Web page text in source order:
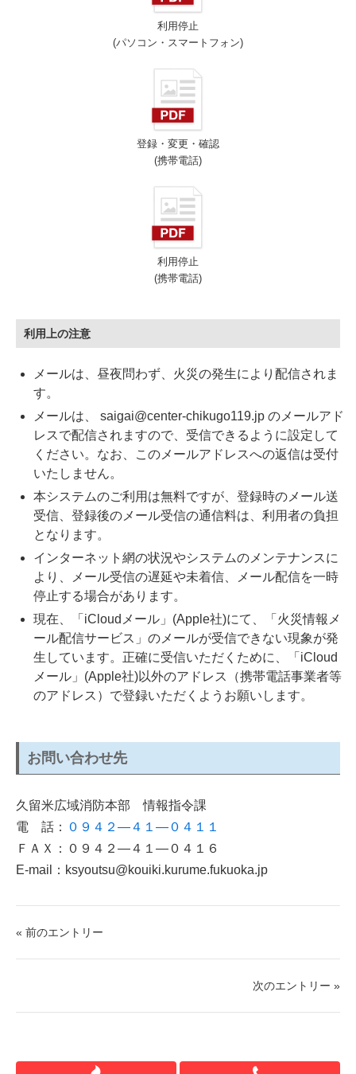
利用停止
(パソコン・スマートフォン)
登録・変更・確認
(携帯電話)
利用停止
(携帯電話)
利用上の注意
メールは、昼夜問わず、火災の発生により配信されま
す。
メールは、 saigai@center-chikugo119.jp のメールアド
レスで配信されますので、受信できるように設定して
ください。なお、このメールアドレスへの返信は受付
いたしません。
本システムのご利用は無料ですが、登録時のメール送
受信、登録後のメール受信の通信料は、利用者の負担
となります。
インターネット網の状況やシステムのメンテナンスに
より、メール受信の遅延や未着信、メール配信を一時
停止する場合があります。
現在、「iCloudメール」(Apple社)にて、「火災情報メ
ール配信サービス」のメールが受信できない現象が発
生しています。正確に受信いただくために、「iCloud
メール」(Apple社)以外のアドレス（携帯電話事業者等
のアドレス）で登録いただくようお願いします。
お問い合わせ先
久留米広域消防本部 情報指令課
電 話： ０９４２―４１―０４１１
ＦＡＸ：０９４２―４１―０４１６
E-mail：ksyoutsu@kouiki.kurume.fukuoka.jp
« 前のエントリー
次のエントリー »